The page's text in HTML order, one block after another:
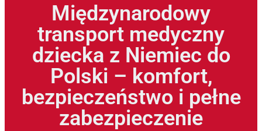
Międzynarodowy
transport medyczny
dziecka z Niemiec do
Polski – komfort,
bezpieczeństwo i pełne
zabezpieczenie